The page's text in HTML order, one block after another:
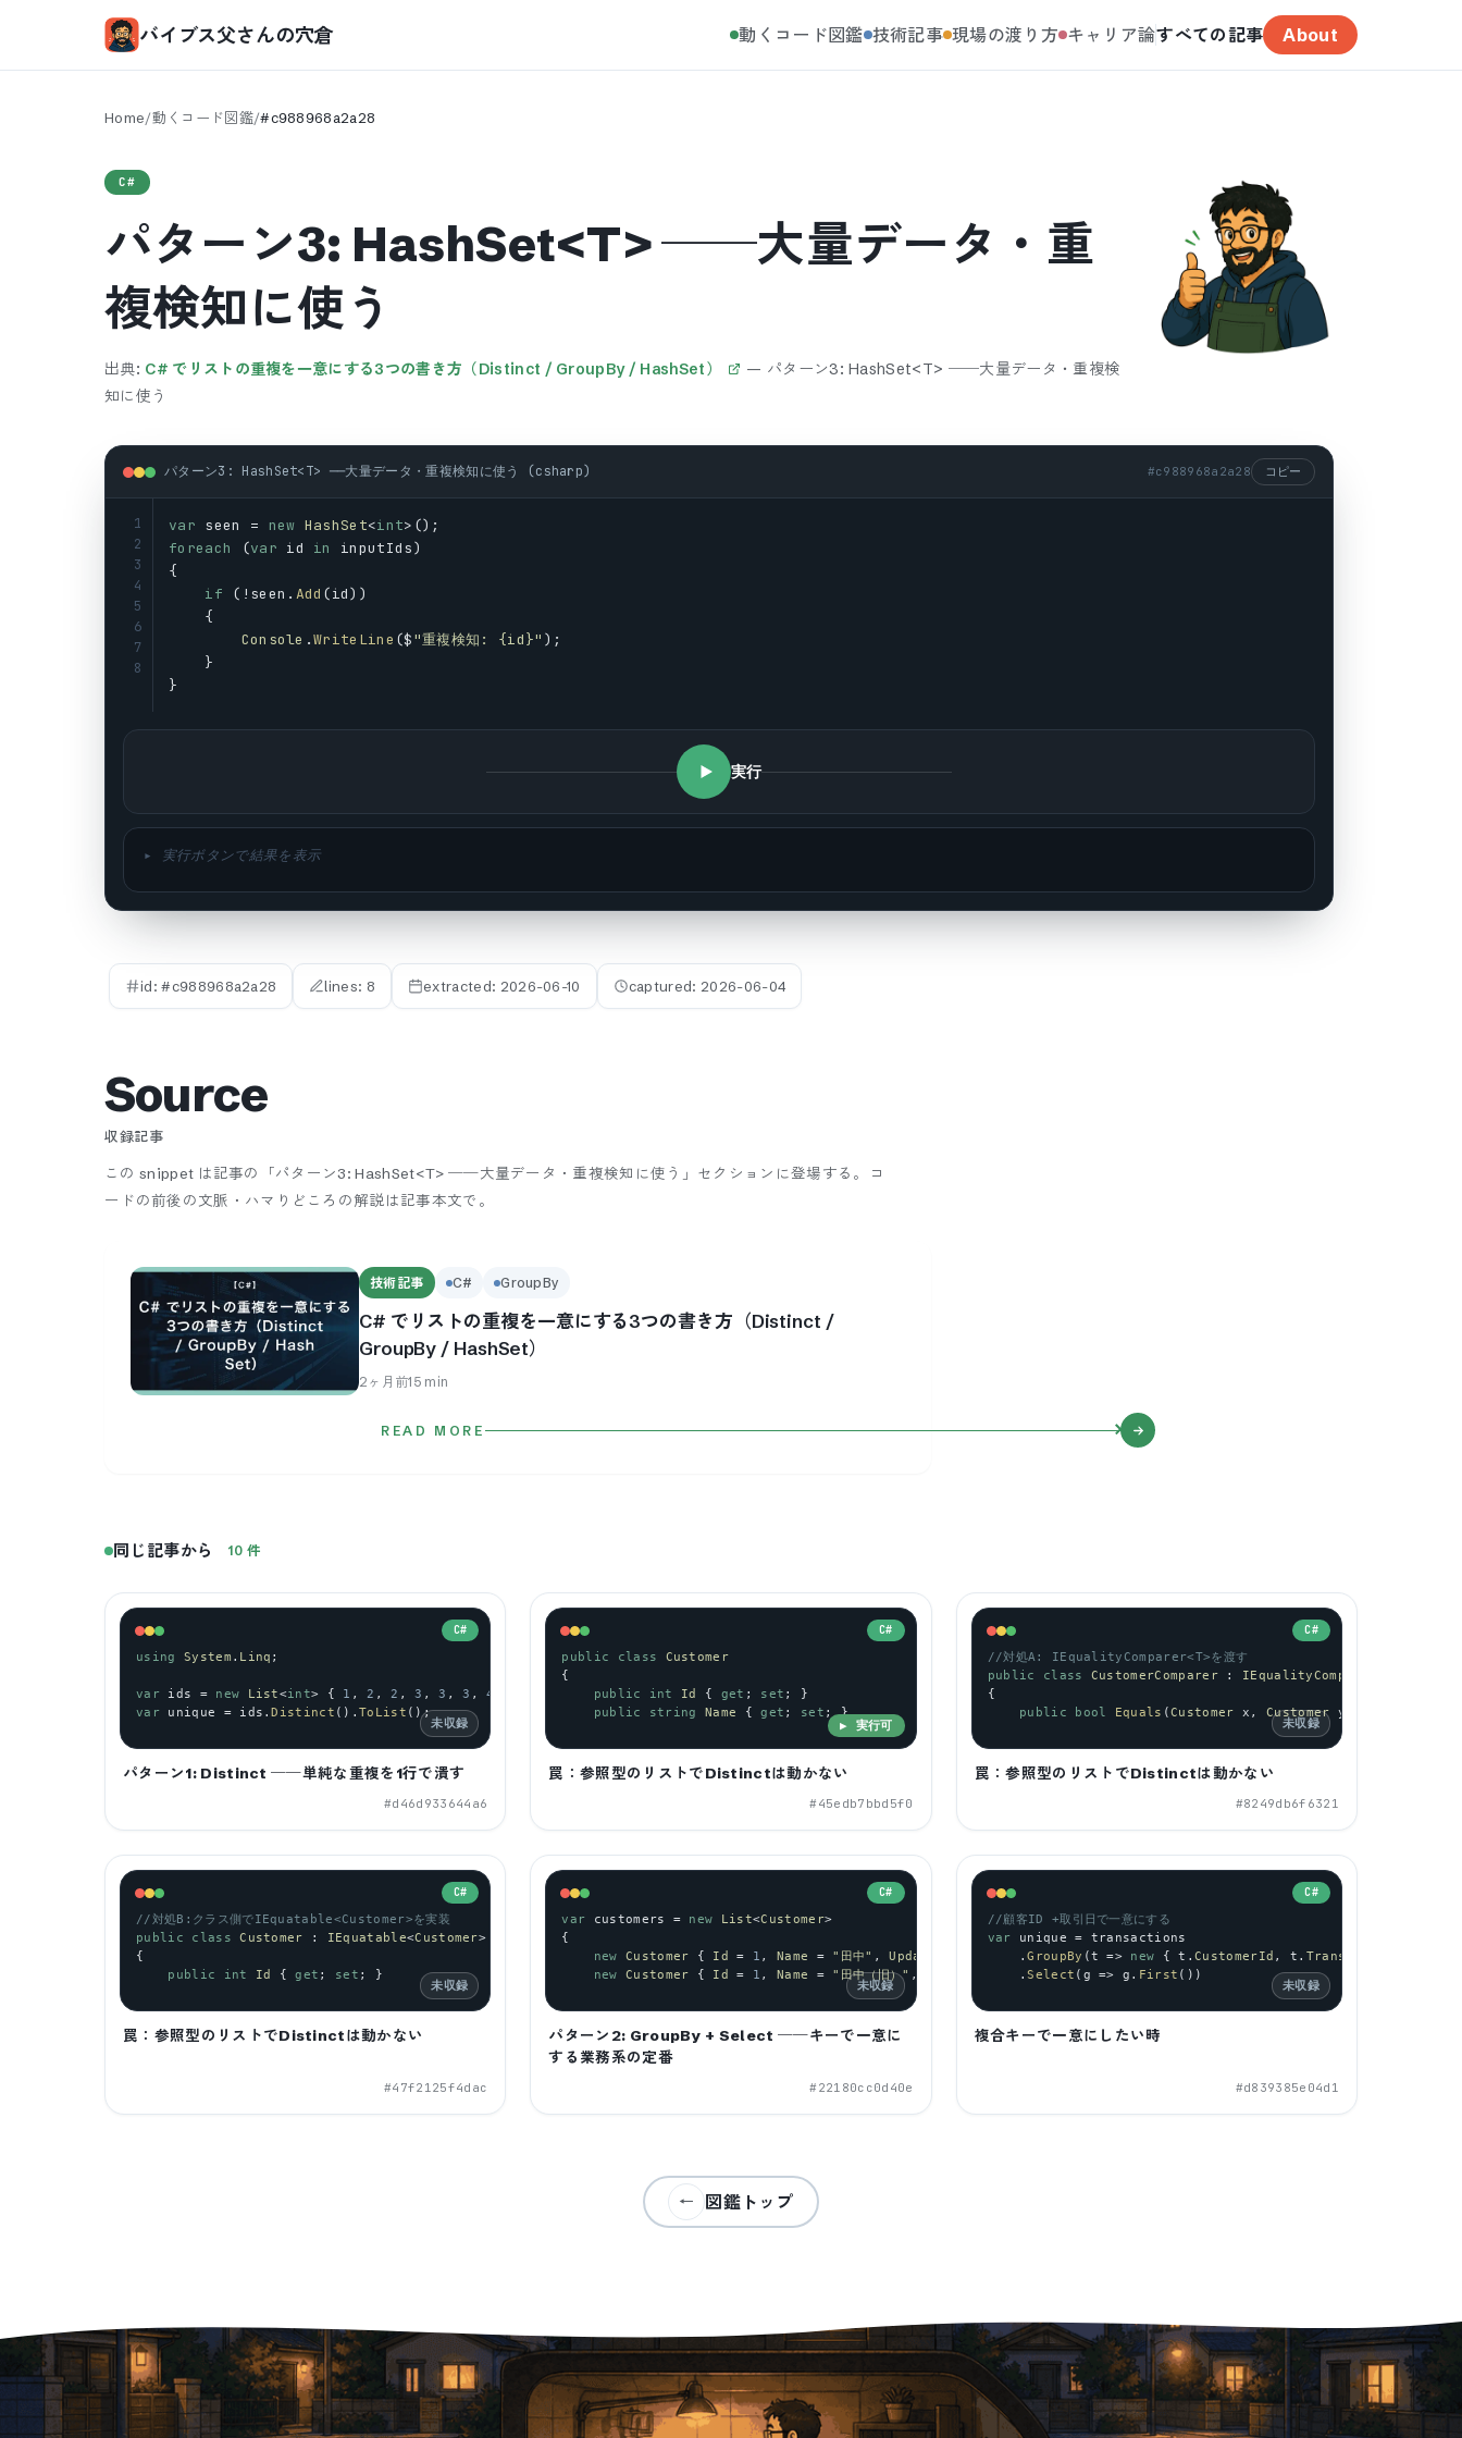
バイブス父さんの穴倉 動くコード図鑑 技術記事 現場の渡り方 キャリア論すべての記事 About
Home/動くコード図鑑/#c988968a2a28
C#
パターン3: HashSet<T> ──大量データ・重
複検知に使う
出典: C# でリストの重複を一意にする3つの書き方（Distinct / GroupBy / HashSet） — パターン3: HashSet<T> ──大量データ・重複検
知に使う
パターン3: HashSet<T> ──大量データ・重複検知に使う (csharp) #c988968a2a28 コピー
1
2
3
4
5
6
7
8
var seen = new HashSet<int>();
foreach
(var id in inputIds)
{
if (! seen . Add (id))
    {
Console .WriteLine ($"重複検知: {id}" );
    }
}
実行
▸ 実行ボタンで結果を表示
id: #c988968a2a28 lines: 8 extracted: 2026-06-10 captured: 2026-06-04
Source
収録記事
この snippet は記事の「パターン3: HashSet<T> ──大量データ・重複検知に使う」セクションに登場する。
コ
ードの前後の文脈・ハマりどころの解説は記事本文で。
技術記事 C# GroupBy
C# でリストの重複を一意にする3つの書き方（Distinct /
GroupBy / HashSet）
2ヶ月前15min
READ MORE
同じ記事から 10 件
C#
using System . Linq ;
var ids = new List<int> { 1 , 2 , 2 , 3 , 3 , 3 , 4
var
unique = ids .Distinct ().ToList ();
未収録
パターン1: Distinct ──単純な重複を1行で潰す
#d46d933644a6
C#
public class
Customer
{
public
int Id { get ; set ; }
public
string Name { get ; set ; }
▶ 実行可
罠：参照型のリストでDistinctは動かない
#45edb7bbd5f0
C#
//対処A: IEqualityComparer<T>を渡す
public
class CustomerComparer : IEqualityComparer
{
public
bool Equals (Customer x , Customer y
未収録
罠：参照型のリストでDistinctは動かない
#8249db6f6321
C#
//対処B:クラス側でIEquatable<Customer>を実装
public
class Customer : IEquatable<Customer>
{
public
int Id { get ; set ; }
未収録
罠：参照型のリストでDistinctは動かない
#47f2125f4dac
C#
var customers = new List<Customer>
{
new
Customer { Id = 1 , Name = "田中" , UpdatedAt DateTime(2025, 1, 10
)},
new
Customer { Id = 1 , Name = "田中（旧）" , = new DateTime (2024, 6, 1
未収録
パターン2: GroupBy + Select ──キーで一意に
する業務系の定番
#22180cc0d40e
C#
//顧客ID +取引日で一意にする
var
unique = transactions
    .
GroupBy (t => new { t .CustomerId , t . TransactionDate
    .
Select ( g => g . First ())
未収録
複合キーで一意にしたい時
#d839385e04d1
← 図鑑トップ